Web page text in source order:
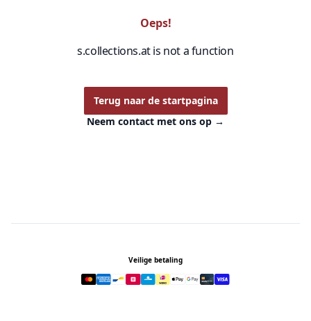
Oeps!
s.collections.at is not a function
Terug naar de startpagina
Neem contact met ons op →
Veilige betaling